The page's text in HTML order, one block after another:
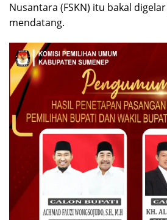
Nusantara (FSKN) itu bakal
mendatang.